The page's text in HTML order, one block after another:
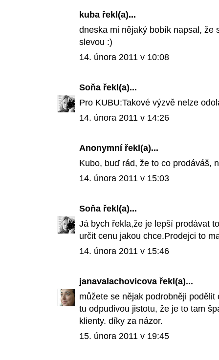
kuba řekl(a)...
dneska mi nějaký bobík napsal, že
slevou :)
14. února 2011 v 10:08
Soňa řekl(a)...
Pro KUBU:Takové výzvě nelze
14. února 2011 v 14:26
Anonymní řekl(a)...
Kubo, buď rád, že to co prodáváš,
14. února 2011 v 15:03
Soňa řekl(a)...
Já bych řekla,že je lepší prodávat
určit cenu jakou chce.Prodejci to
14. února 2011 v 15:46
janavalachovicova řekl(a)...
můžete se nějak podrobněji
tu odpudivou jistotu, že je to tam
klienty. díky za názor.
15. února 2011 v 19:45